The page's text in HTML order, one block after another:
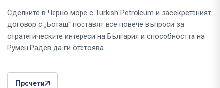
Сделките в Черно море с Turkish Petroleum и засекретеният
договор с „Боташ“ поставят все повече въпроси за
стратегическите интереси на България и способността на
Румен Радев да ги отстоява
Прочети